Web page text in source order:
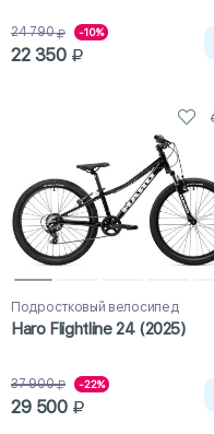
24 790 -10%
22 350
Подростковый велосипед
Haro Flightline 24 (2025)
37 900 -22%
29 500